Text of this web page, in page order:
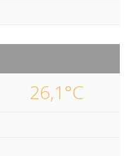
26,1°C